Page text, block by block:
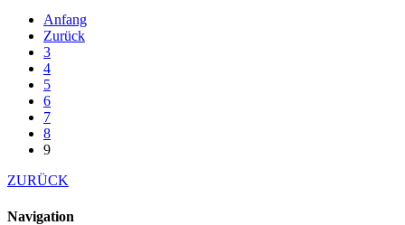
Anfang
Zurück
3
4
5
6
7
8
9
ZURÜCK
Navigation